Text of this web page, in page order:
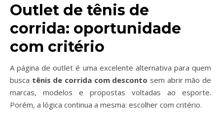
Outlet de tênis de
corrida: oportunidade
com critério
A página de outlet é uma excelente alternativa para quem
busca tênis de corrida com desconto sem abrir mão de
marcas, modelos e propostas voltadas ao esporte.
Porém, a lógica continua a mesma: escolher com critério.